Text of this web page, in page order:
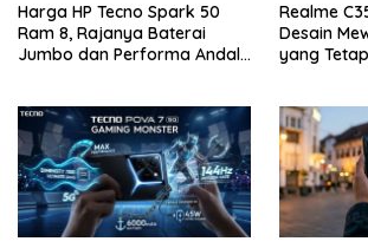
Harga HP Tecno Spark 50
Ram 8, Rajanya Baterai
Jumbo dan Performa Andal
Realme
Desain
yang